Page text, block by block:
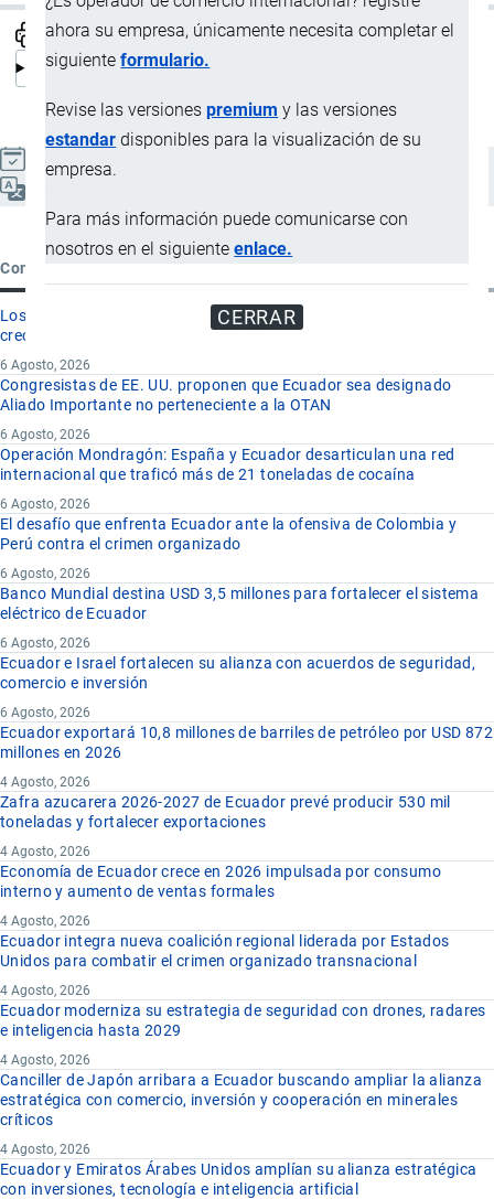
ahora su empresa, únicamente necesita completar el
siguienteformulario.
Revise las versionespremium y las versiones
estandar disponibles para la visualización de su
empresa.
Para más información puede comunicarse con
nosotros en el siguienteenlace.
CERRAR
Contenido reciente
Los 8 proyectos mineros más importantes que impulsan el
crecimiento de la minería en Ecuador
6 Agosto, 2026
Congresistas de EE. UU. proponen que Ecuador sea designado
Aliado Importante no perteneciente a la OTAN
6 Agosto, 2026
Operación Mondragón: España y Ecuador desarticulan una red
internacional que traficó más de 21 toneladas de cocaína
6 Agosto, 2026
El desafío que enfrenta Ecuador ante la ofensiva de Colombia y
Perú contra el crimen organizado
6 Agosto, 2026
Banco Mundial destina USD 3,5 millones para fortalecer el sistema
eléctrico de Ecuador
6 Agosto, 2026
Ecuador e Israel fortalecen su alianza con acuerdos de seguridad,
comercio e inversión
6 Agosto, 2026
Ecuador exportará 10,8 millones de barriles de petróleo por USD 872
millones en 2026
4 Agosto, 2026
Zafra azucarera 2026-2027 de Ecuador prevé producir 530 mil
toneladas y fortalecer exportaciones
4 Agosto, 2026
Economía de Ecuador crece en 2026 impulsada por consumo
interno y aumento de ventas formales
4 Agosto, 2026
Ecuador integra nueva coalición regional liderada por Estados
Unidos para combatir el crimen organizado transnacional
4 Agosto, 2026
Ecuador moderniza su estrategia de seguridad con drones, radares
e inteligencia hasta 2029
4 Agosto, 2026
Canciller de Japón arribara a Ecuador buscando ampliar la alianza
estratégica con comercio, inversión y cooperación en minerales
críticos
4 Agosto, 2026
Ecuador y Emiratos Árabes Unidos amplían su alianza estratégica
con inversiones, tecnología e inteligencia artificial